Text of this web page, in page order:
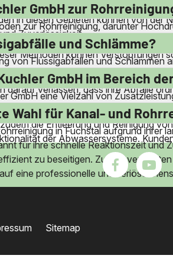
Dießen am Ammersee tätig. Die
in diesen Gebieten können von der
Zuverlässigkeit.
GmbH zur
zur Rohrreinigung, darunter
zu entfernen. Die Firma setzt
Methoden können Verstopfungen
und Schlämme?
von Flüssigabfällen und
Die Firma hält sich an alle
darauf verlassen, dass ihre Abfälle
GmbH im Bereich
GmbH eine Vielzahl von
Sie führen auch
die Entleerung und Reinigung
der Abwassersysteme.
Wahl für Kanal- und
in Fuchstal aufgrund ihrer
für ihre schnelle Reaktionszeit und
zu beseitigen. Zudem
eine professionelle und seriöse
Sitemap